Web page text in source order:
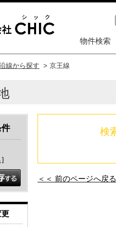
物件検索
線から探す 京王線
検
＜＜ 前のページへ戻る
］
更